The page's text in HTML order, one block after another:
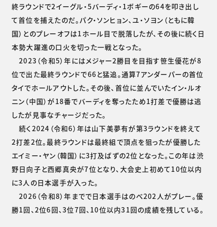
終ラウンドで2イーグル・5バーディ・1ボギーの64を叩き出し
て首位を捕えたのだ。パク・ソンヒョン、ユ・ソヨン（ともに韓
国）とのプレーオフは1ホール目で脱落したが、その後に続く日
本勢大躍進の口火を切った一戦となった。
2023（令和5）年にはメジャー2勝目を目指す笹生優花が8
位で出た最終ラウンドで66と猛追。通算7アンダーパーの首位
タイでホールアウトした。その後、首位に並んでいたイン・ルオ
ニン（中国）が18番でバーディを奪ったため1打差で優勝は逃
したが見事なチャージだった。
続く2024（令和6）年は山下美夢有が第3ラウンドを終えて
2打差2位。最終ラウンドは最終組で頂点を狙ったが優勝した
エイミー・ヤン（韓国）に3打及ばずの2位となった。この年は渋
野日向子と西郷真央が7位となり、大会史上初めて10位以内
に3人の日本選手が入った。
2026（令和8）年までで日本選手はのべ202人がプレー。優
勝1回、2位6回、3位7回、10位以内31回の成績を残している。